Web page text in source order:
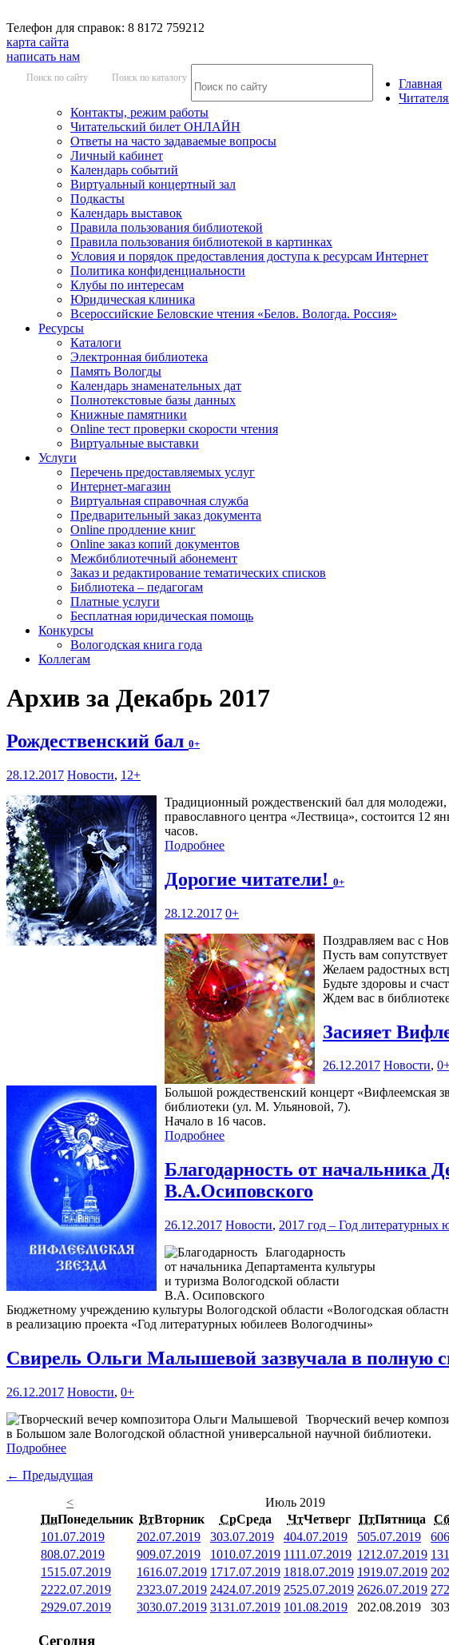
Телефон для справок: 8 8172 759212
карта сайта
написать нам
Поиск по сайту Поиск по каталогу
Главная
Контакты, режим работы
Читательский билет ОНЛАЙН
Ответы на часто задаваемые вопросы
Личный кабинет
Календарь событий
Виртуальный концертный зал
Подкасты
Календарь выставок
Правила пользования библиотекой
Правила пользования библиотекой в картинках
Условия и порядок предоставления доступа к ресурсам Интернет
Политика конфиденциальности
Клубы по интересам
Юридическая клиника
Всероссийские Беловские чтения «Белов. Вологда. Россия»
Ресурсы
Каталоги
Электронная библиотека
Память Вологды
Календарь знаменательных дат
Полнотекстовые базы данных
Книжные памятники
Online тест проверки скорости чтения
Виртуальные выставки
Услуги
Перечень предоставляемых услуг
Интернет-магазин
Виртуальная справочная служба
Предварительный заказ документа
Online продление книг
Online заказ копий документов
Межбиблиотечный абонемент
Заказ и редактирование тематических списков
Библиотека – педагогам
Платные услуги
Бесплатная юридическая помощь
Конкурсы
Вологодская книга года
Коллегам
Архив за Декабрь 2017
Рождественский бал 0+
28.12.2017 Новости, 12+
Традиционный рождественский бал для
православного центра «Лествица», состоится 12
часов.
Подробнее
Дорогие читатели! 0+
28.12.2017 0+
Поздравляем вас с
Пусть вам
Желаем радостных
Будьте здоровы и
Ждем вас в
Засияет
26.12.2017 Новости,
Большой рождественский концерт «Вифлеемская
библиотеки (ул. М. Ульяновой, 7).
Начало в 16 часов.
Подробнее
Благодарность от начальника
В.А.Осиповского
26.12.2017 Новости, 2017 год – Год литературных
Благодарность
от начальника Департамента культуры
и туризма Вологодской области
В.А. Осиповского
Бюджетному учреждению культуры Вологодской области «Вологодская
в реализацию проекта «Год литературных юбилеев Вологодчины»
Свирель Ольги Малышевой зазвучала в полную
26.12.2017 Новости, 0+
Творческий вечер
в Большом зале Вологодской областной универсальной научной библиотеки.
Подробнее
← Предыдущая
<
Июль 2019
ПнПонедельник ВтВторник СрСреда ЧтЧетверг ПтПятница Сб
101.07.2019 202.07.2019 303.07.2019 404.07.2019 505.07.2019 6
808.07.2019 909.07.2019 1010.07.2019 1111.07.2019 1212.07.2019 13
1515.07.2019 1616.07.2019 1717.07.2019 1818.07.2019 1919.07.2019 20
2222.07.2019 2323.07.2019 2424.07.2019 2525.07.2019 2626.07.2019 27
2929.07.2019 3030.07.2019 3131.07.2019 101.08.2019 202.08.2019 3
Сегодня